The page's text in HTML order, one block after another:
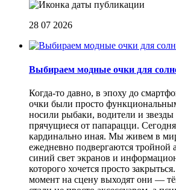
28 07 2026
Выбираем модные очки для
Когда-то давно, в эпоху до
очки были просто
носили рыбаки, водители и звезды
прячущиеся от папарацци.
кардинально иная. Мы живем в
ежедневно подвергаются тройной
синий свет экранов и
которого хочется просто
момент на сцену выходят они —